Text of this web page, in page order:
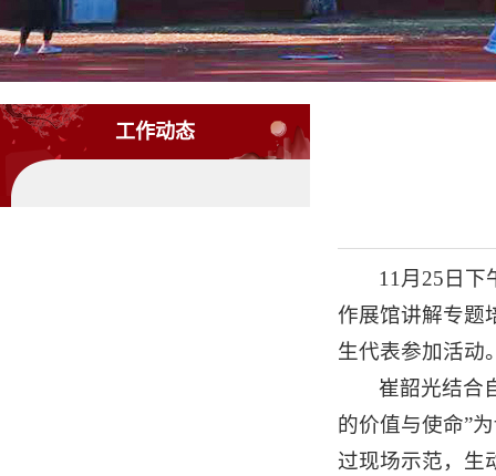
工作动态
11月25日下
作展馆讲解专题
生代表参加活动
崔韶光结合
的价值与使命”
过现场示范，生